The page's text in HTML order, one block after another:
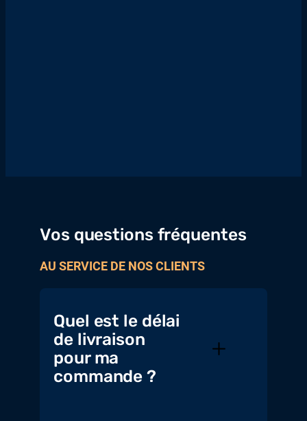
Vos questions fréquentes
AU SERVICE DE NOS CLIENTS
Quel est le délai
de livraison
pour ma
commande ?